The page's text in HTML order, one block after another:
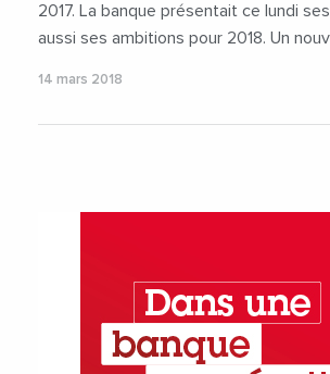
2017. La banque présentait ce lundi
aussi ses ambitions pour 2018. Un nouv
14 mars 2018